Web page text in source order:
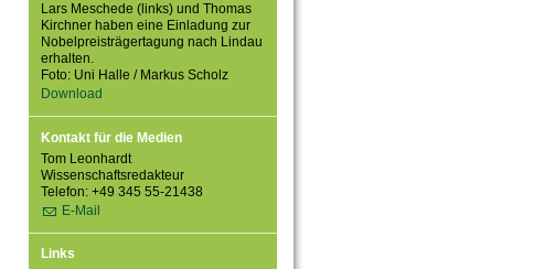
Lars Meschede (links) und Thomas
Kirchner haben eine Einladung zur
Nobelpreisträgertagung nach Lindau
erhalten.
Foto: Uni Halle / Markus Scholz
Download
Kontakt für die Medien
Tom Leonhardt
Wissenschaftsredakteur
Telefon: +49 345 55-21438
E-Mail
Links